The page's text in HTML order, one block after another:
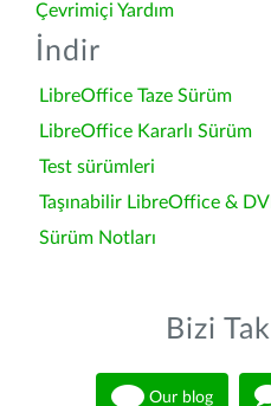
Çevrimiçi Yardım
İndir
LibreOffice Taze Sürüm
LibreOffice Kararlı Sürüm
Test sürümleri
Taşınabilir LibreOffice &
Sürüm Notları
Bizi
Our blog